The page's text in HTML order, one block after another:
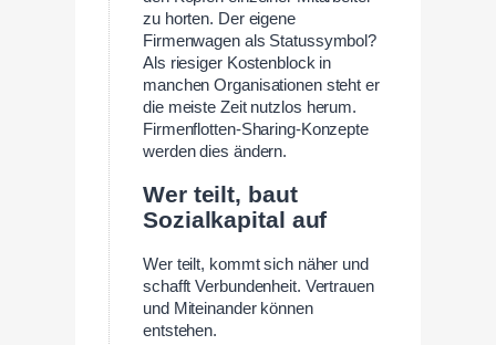
zu horten. Der eigene
Firmenwagen als Statussymbol?
Als riesiger Kostenblock in
manchen Organisationen steht er
die meiste Zeit nutzlos herum.
Firmenflotten-Sharing-Konzepte
werden dies ändern.
Wer teilt, baut
Sozialkapital auf
Wer teilt, kommt sich näher und
schafft Verbundenheit. Vertrauen
und Miteinander können
entstehen.